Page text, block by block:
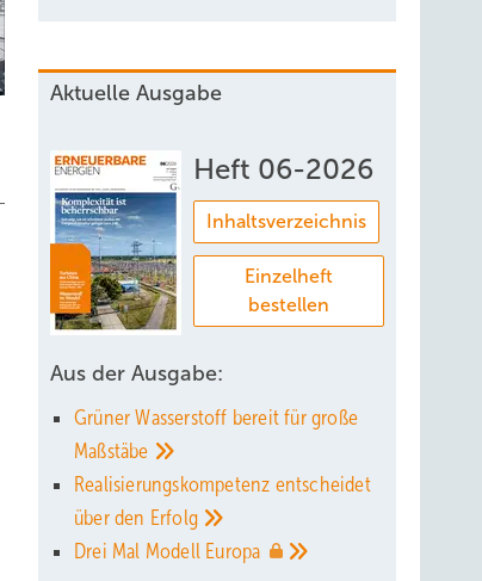
Aktuelle Ausgabe
Heft 06-2026
Inhaltsverzeichnis
Einzelheft
bestellen
Aus der Ausgabe:
Grüner Wasserstoff bereit für große
Maßstäbe
Realisierungskompetenz entscheidet
über den Erfolg
Drei Mal Modell Europa